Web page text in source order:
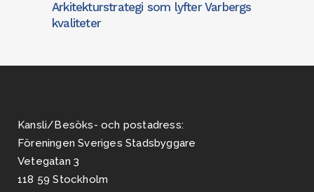
Arkitekturstrategi som lyfter Varbergs
kvaliteter
Kansli/Besöks- och postadress:
Föreningen Sveriges Stadsbyggare
Vetegatan 3
118 59 Stockholm